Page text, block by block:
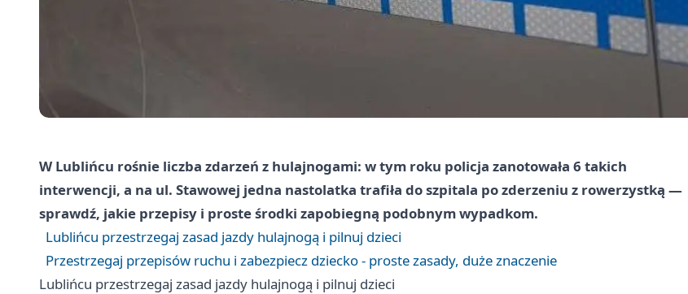
W Lublińcu rośnie liczba zdarzeń z hulajnogami: w tym roku policja zanotowała 6 takich
interwencji, a na ul. Stawowej jedna nastolatka trafiła do szpitala po zderzeniu z rowerzystką —
sprawdź, jakie przepisy i proste środki zapobiegną podobnym wypadkom.
Lublińcu przestrzegaj zasad jazdy hulajnogą i pilnuj dzieci
Przestrzegaj przepisów ruchu i zabezpiecz dziecko - proste zasady, duże znaczenie
Lublińcu przestrzegaj zasad jazdy hulajnogą i pilnuj dzieci